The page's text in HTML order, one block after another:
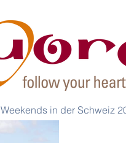
Weekends in der Schweiz